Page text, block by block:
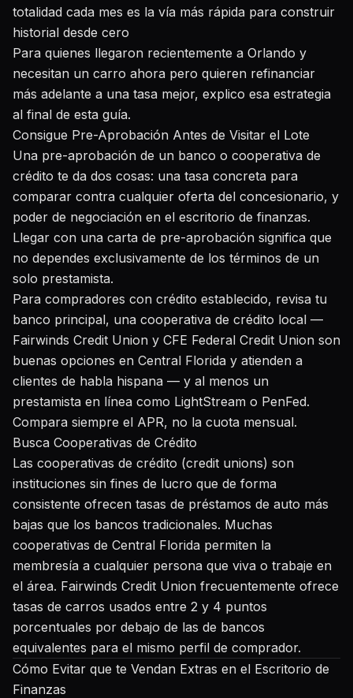
totalidad cada mes es la vía más rápida para construir
historial desde cero
Para quienes llegaron recientemente a Orlando y
necesitan un carro ahora pero quieren refinanciar
más adelante a una tasa mejor, explico esa estrategia
al final de esta guía.
Consigue Pre-Aprobación Antes de Visitar el Lote
Una pre-aprobación de un banco o cooperativa de
crédito te da dos cosas: una tasa concreta para
comparar contra cualquier oferta del concesionario, y
poder de negociación en el escritorio de finanzas.
Llegar con una carta de pre-aprobación significa que
no dependes exclusivamente de los términos de un
solo prestamista.
Para compradores con crédito establecido, revisa tu
banco principal, una cooperativa de crédito local —
Fairwinds Credit Union y CFE Federal Credit Union son
buenas opciones en Central Florida y atienden a
clientes de habla hispana — y al menos un
prestamista en línea como LightStream o PenFed.
Compara siempre el APR, no la cuota mensual.
Busca Cooperativas de Crédito
Las cooperativas de crédito (credit unions) son
instituciones sin fines de lucro que de forma
consistente ofrecen tasas de préstamos de auto más
bajas que los bancos tradicionales. Muchas
cooperativas de Central Florida permiten la
membresía a cualquier persona que viva o trabaje en
el área. Fairwinds Credit Union frecuentemente ofrece
tasas de carros usados entre 2 y 4 puntos
porcentuales por debajo de las de bancos
equivalentes para el mismo perfil de comprador.
Cómo Evitar que te Vendan Extras en el Escritorio de
Finanzas